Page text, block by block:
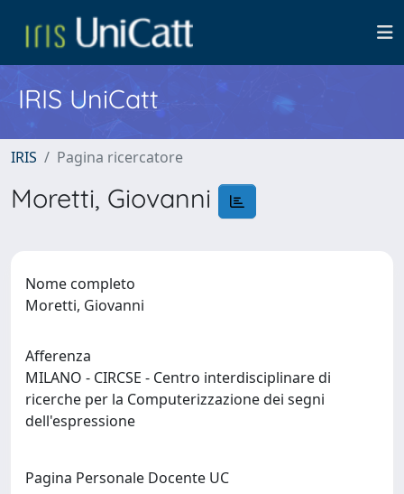
IRIS UniCatt
IRIS Pagina ricercatore
Moretti, Giovanni
Nome completo
Moretti, Giovanni
Afferenza
MILANO - CIRCSE - Centro interdisciplinare di
ricerche per la Computerizzazione dei segni
dell'espressione
Pagina Personale Docente UC